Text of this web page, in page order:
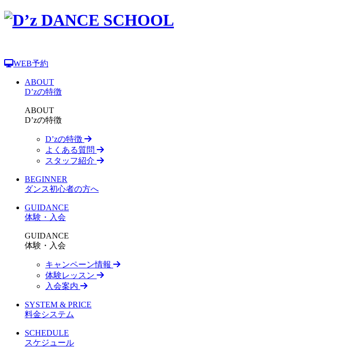
WEB予約
ABOUT
D’zの特徴
ABOUT
D’zの特徴
D’zの特徴
よくある質問
スタッフ紹介
BEGINNER
ダンス初心者の方へ
GUIDANCE
体験・入会
GUIDANCE
体験・入会
キャンペーン情報
体験レッスン
入会案内
SYSTEM & PRICE
料金システム
SCHEDULE
スケジュール